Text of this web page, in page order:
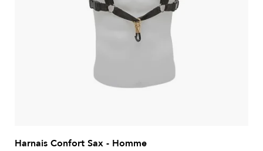
Harnais Confort Sax - Homme